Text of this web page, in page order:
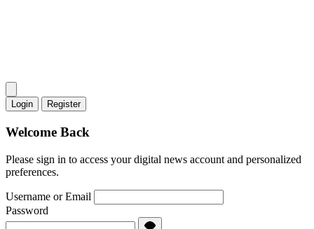
Login Register
Welcome Back
Please sign in to access your digital news account and personalized
preferences.
Username or Email
Password